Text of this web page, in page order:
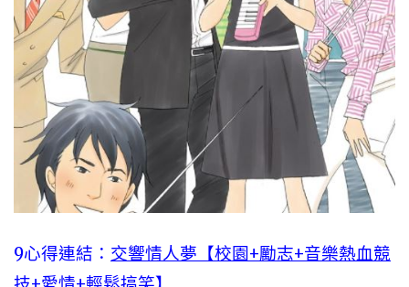
9心得連結： 交響情人夢【校園+勵志+音樂熱血競